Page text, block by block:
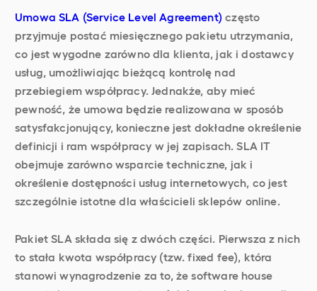
Umowa SLA (Service Level Agreement) często
przyjmuje postać miesięcznego pakietu utrzymania,
co jest wygodne zarówno dla klienta, jak i dostawcy
usług, umożliwiając bieżącą kontrolę nad
przebiegiem współpracy. Jednakże, aby mieć
pewność, że umowa będzie realizowana w sposób
satysfakcjonujący, konieczne jest dokładne określenie
definicji i ram współpracy w jej zapisach. SLA IT
obejmuje zarówno wsparcie techniczne, jak i
określenie dostępności usług internetowych, co jest
szczególnie istotne dla właścicieli sklepów online.
Pakiet SLA składa się z dwóch części. Pierwsza z nich
to stała kwota współpracy (tzw. fixed fee), która
stanowi wynagrodzenie za to, że software house